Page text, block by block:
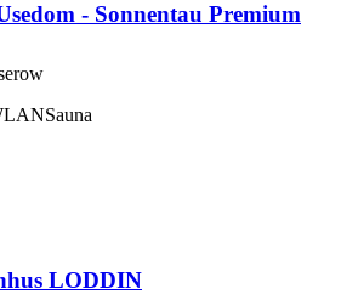
- Sonnentau Premium
Sauna
LODDIN